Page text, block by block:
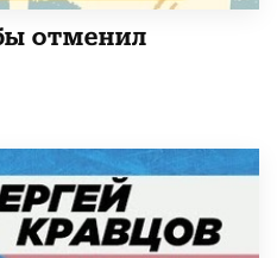
отменил